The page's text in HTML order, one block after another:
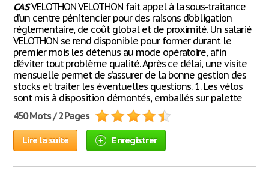
CASVELOTHON VELOTHON fait appel à la sous-traitance
d’un centre pénitencier pour des raisons d’obligation
réglementaire, de coût global et de proximité. Un salarié
VELOTHON se rend disponible pour former durant le
premier mois les détenus au mode opératoire, afin
d’éviter tout problème qualité. Après ce délai, une visite
mensuelle permet de s’assurer de la bonne gestion des
stocks et traiter les éventuelles questions. 1. Les vélos
sont mis à disposition démontés, emballés sur palette
450 Mots / 2 Pages
Lire la suite Enregistrer